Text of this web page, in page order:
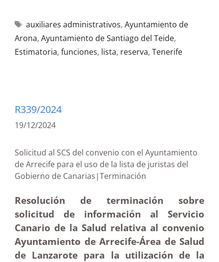
auxiliares administrativos, Ayuntamiento de
Arona, Ayuntamiento de Santiago del Teide,
Estimatoria, funciones, lista, reserva, Tenerife
R339/2024
19/12/2024
Solicitud al SCS del convenio con el Ayuntamiento
de Arrecife para el uso de la lista de juristas del
Gobierno de Canarias|Terminación
Resolución de terminación sobre
solicitud de información al Servicio
Canario de la Salud relativa al convenio
Ayuntamiento de Arrecife-Área de Salud
de Lanzarote para la utilización de la